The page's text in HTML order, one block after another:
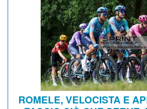
ROMELE, VELOCISTA E